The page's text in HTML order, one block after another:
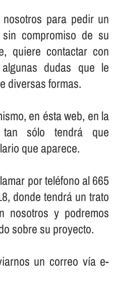
para pedir un
compromiso de su
quiere contactar con
dudas que le
diversas formas.
en ésta web, en la
tan sólo tendrá que
que aparece.
por teléfono al 665
donde tendrá un trato
nosotros y podremos
sobre su proyecto.
un correo ví­a e-